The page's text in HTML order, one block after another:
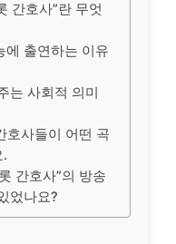
간호사”란 무엇
에 출연하는 이유
는 사회적 의미
호사들이 어떤 곡
.
간호사”의 방송
었나요?